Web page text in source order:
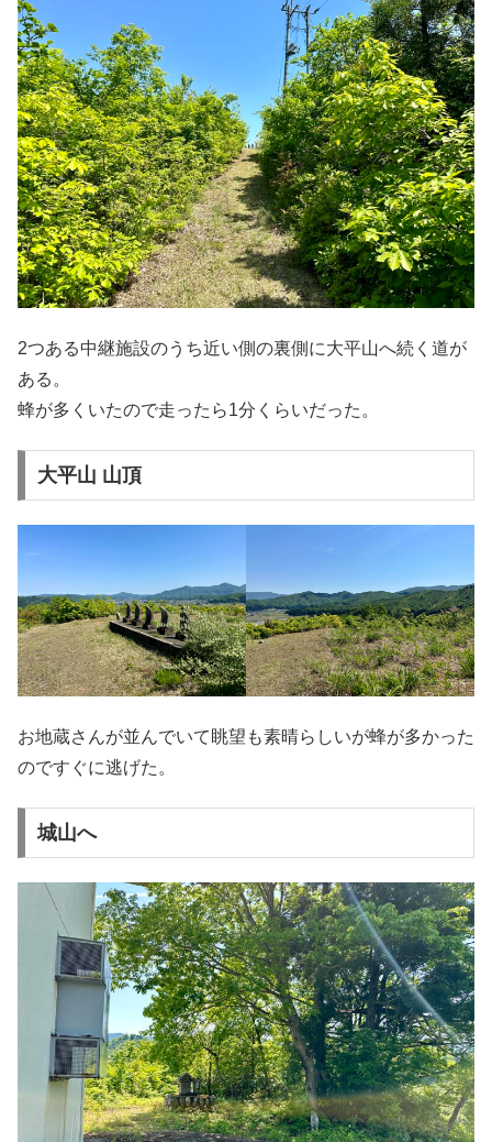
2つある中継施設のうち近い側の裏側に大平山へ続く道が
ある。
蜂が多くいたので走ったら1分くらいだった。
大平山 山頂
お地蔵さんが並んでいて眺望も素晴らしいが蜂が多かった
のですぐに逃げた。
城山へ